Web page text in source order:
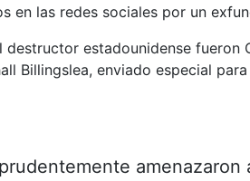
en las redes sociales por un
estadounidense fueron
Billingslea, enviado especial